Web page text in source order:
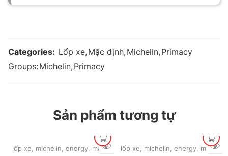
Categories: Lốp xe, Mặc định, Michelin, Primacy
Groups:Michelin, Primacy
Sản phẩm tương tự
lốp xe, michelin, energy, mặc định lốp xe, michelin, energy, mặc định